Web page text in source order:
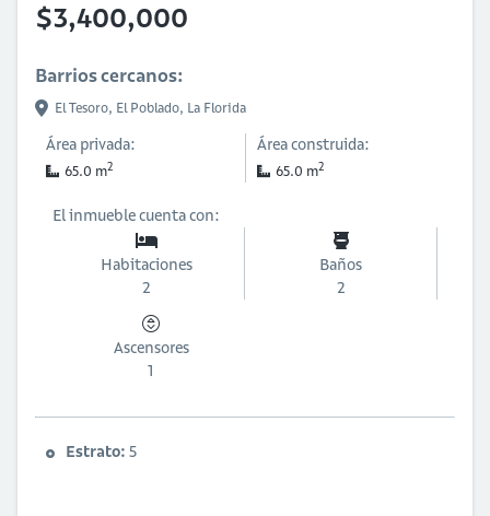
$3,400,000
Barrios cercanos:
El Tesoro, El Poblado, La Florida
Área privada:
65.0 m2
Área construida:
65.0 m2
El inmueble cuenta con:
Habitaciones
2
Baños
2
Ascensores
1
Estrato: 5